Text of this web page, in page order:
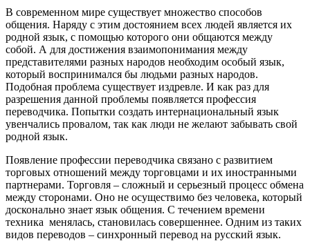
В современном мире существует множество способов
общения. Наряду с этим достоянием всех людей является их
родной язык, с помощью которого они общаются между
собой. А для достижения взаимопонимания между
представителями разных народов необходим особый язык,
который воспринимался бы людьми разных народов.
Подобная проблема существует издревле. И как раз для
разрешения данной проблемы появляется профессия
переводчика. Попытки создать интернациональный язык
увенчались провалом, так как люди не желают забывать свой
родной язык.
Появление профессии переводчика связано с развитием
торговых отношений между торговцами и их иностранными
партнерами. Торговля – сложный и серьезный процесс обмена
между сторонами. Оно не осуществимо без человека, который
досконально знает язык общения. С течением времени
техника менялась, становилась совершеннее. Одним из таких
видов переводов – синхронный перевод на русский язык.